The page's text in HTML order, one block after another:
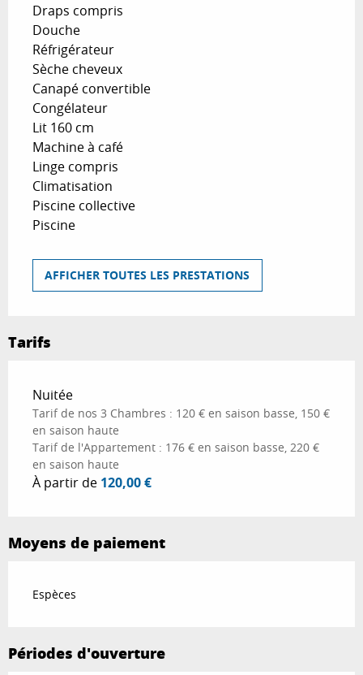
Draps compris
Douche
Réfrigérateur
Sèche cheveux
Canapé convertible
Congélateur
Lit 160 cm
Machine à café
Linge compris
Climatisation
Piscine collective
Piscine
AFFICHER TOUTES LES PRESTATIONS
Tarifs
Tarifs 2026
Nuitée
Tarif de nos 3 Chambres : 120 € en saison basse, 150 €
en saison haute
Tarif de l'Appartement : 176 € en saison basse, 220 €
en saison haute
À partir de 120,00 €
Moyens de paiement
Espèces
Périodes d'ouverture